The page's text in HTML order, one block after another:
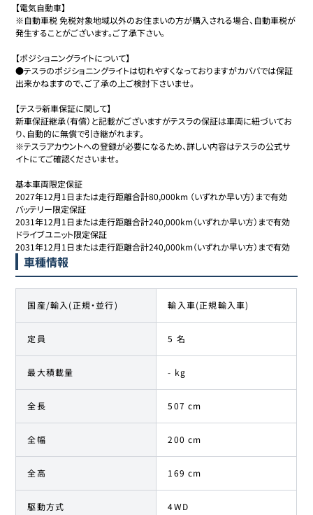
【電気自動車】
※自動車税 免税対象地域以外のお住まいの方が購入される場合、自動車税が
発生することがございます。ご了承下さい。
【ポジショニングライトについて】
●テスラのポジショニングライトは切れやすくなっておりますがカババでは保証
出来かねますので、ご了承の上ご検討下さいませ。
【テスラ新車保証に関して】
新車保証継承（有償）と記載がございますがテスラの保証は車両に紐づいてお
り、自動的に無償で引き継がれます。
※テスラアカウントへの登録が必要になるため、詳しい内容はテスラの公式サ
イトにてご確認くださいませ。
基本車両限定保証
2027年12月1日または走行距離合計80,000km （いずれか早い方）まで有効
バッテリー限定保証
2031年12月1日または走行距離合計240,000km（いずれか早い方）まで有効
ドライブユニット限定保証
2031年12月1日または走行距離合計240,000km（いずれか早い方）まで有効
車種情報
国産/輸入(正規・並行) 輸入車(正規輸入車)
定員 5 名
最大積載量 - kg
全長 507 cm
全幅 200 cm
全高 169 cm
駆動方式 4WD